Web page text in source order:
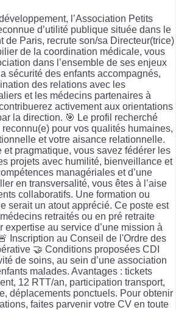
l’Association Petits
d’utilité publique située dans le
de Paris, recrute son/sa Directeur(trice)
de la coordination médicale, vous
dans l’ensemble de ses enjeux
sécurité des enfants accompagnés,
des relations avec les
et les médecins partenaires à
activement aux orientations
la direction. 🎯 Le profil recherché
pour vos qualités humaines,
et votre aisance relationnelle.
et pragmatique, vous savez fédérer les
projets avec humilité, bienveillance et
managériales et d’une
en transversalité, vous êtes à l’aise
collaboratifs. Une formation ou
serait un atout apprécié. Ce poste est
retraités ou en pré retraite
expertise au service d’une mission à
Inscription au Conseil de l'Ordre des
🤝 Conditions proposées CDI
de soins, au sein d’une association
malades. Avantages : tickets
12 RTT/an, participation transport,
déplacements ponctuels. Pour obtenir
faites parvenir votre CV en toute